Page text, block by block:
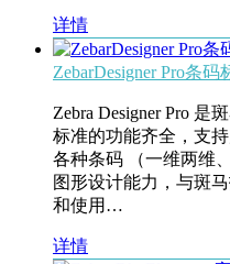
详情
ZebarDesigner Pro条
Zebra Designer Pro 是
标准的功能齐全，支
各种条码 （一维两维
图形设计能力，与
和使用…
详情